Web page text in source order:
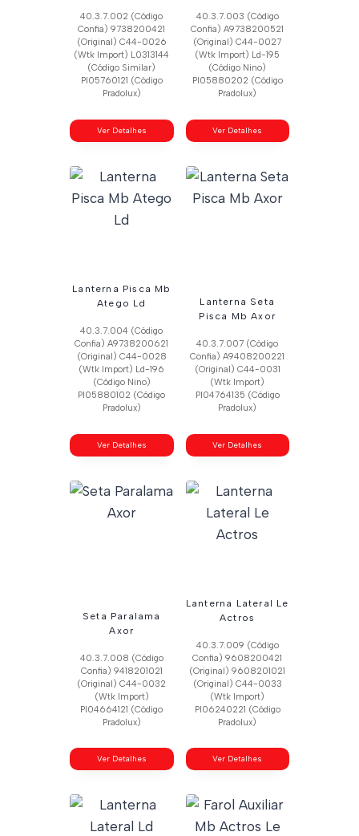
40.3.7.002 (Código
Confia) 9738200421
(Original) C44-0026
(Wtk Import) L0313144
(Código Similar)
Pl05760121 (Código
Pradolux)
Ver Detalhes
40.3.7.003 (Código
Confia) A9738200521
(Original) C44-0027
(Wtk Import) Ld-195
(Código Nino)
Pl05880202 (Código
Pradolux)
Ver Detalhes
Lanterna Pisca Mb
Atego Ld
40.3.7.004 (Código
Confia) A9738200621
(Original) C44-0028
(Wtk Import) Ld-196
(Código Nino)
Pl05880102 (Código
Pradolux)
Ver Detalhes
Lanterna Seta
Pisca Mb Axor
40.3.7.007 (Código
Confia) A9408200221
(Original) C44-0031
(Wtk Import)
Pl04764135 (Código
Pradolux)
Ver Detalhes
Seta Paralama
Axor
40.3.7.008 (Código
Confia) 9418201021
(Original) C44-0032
(Wtk Import)
Pl04664121 (Código
Pradolux)
Ver Detalhes
Lanterna Lateral Le
Actros
40.3.7.009 (Código
Confia) 9608200421
(Original) 9608201021
(Original) C44-0033
(Wtk Import)
Pl06240221 (Código
Pradolux)
Ver Detalhes